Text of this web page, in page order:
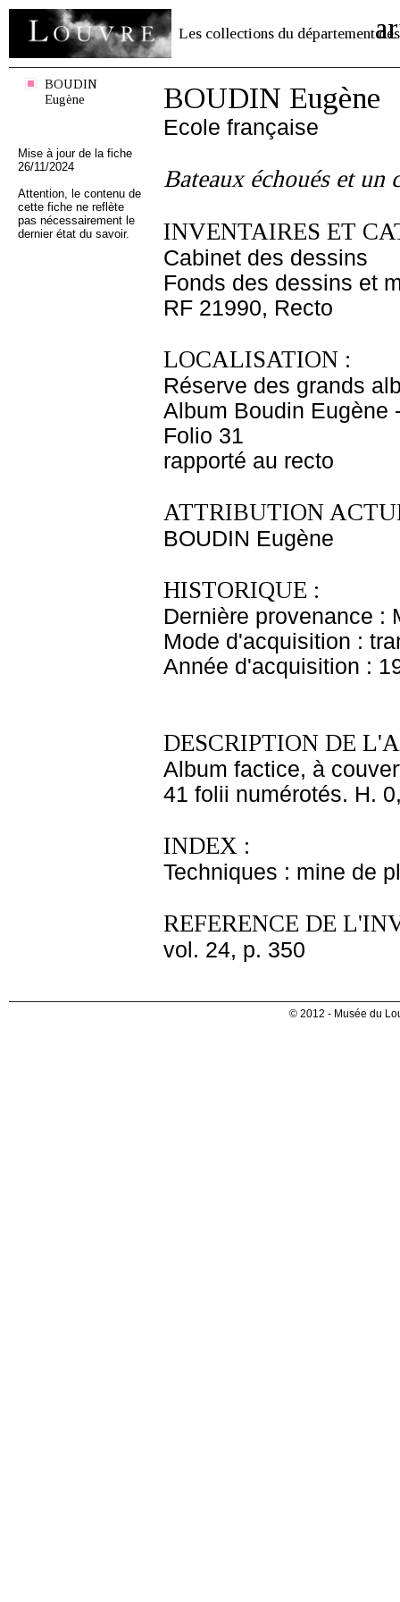
Les collections du département des
BOUDIN
Eugène
Mise à jour de la fiche
26/11/2024
Attention, le contenu de
cette fiche ne reflète
pas nécessairement le
dernier état du savoir.
BOUDIN Eugène
Ecole française
Bateaux échoués et un
INVENTAIRES ET
Cabinet des dessins
Fonds des dessins et
RF 21990, Recto
LOCALISATION :
Réserve des grands
Album Boudin Eugène
Folio 31
rapporté au recto
ATTRIBUTION
BOUDIN Eugène
HISTORIQUE :
Dernière provenance :
Mode d'acquisition :
Année d'acquisition :
DESCRIPTION DE
Album factice, à
41 folii numérotés. H.
INDEX :
Techniques : mine de
REFERENCE DE
vol. 24, p. 350
© 2012 - Musée du